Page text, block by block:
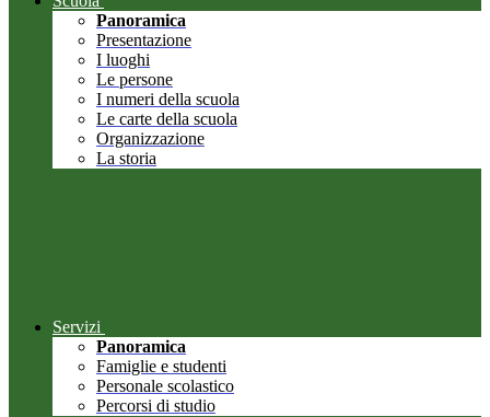
Panoramica
Presentazione
I luoghi
Le persone
I numeri della scuola
Le carte della scuola
Organizzazione
La storia
Servizi
Panoramica
Famiglie e studenti
Personale scolastico
Percorsi di studio